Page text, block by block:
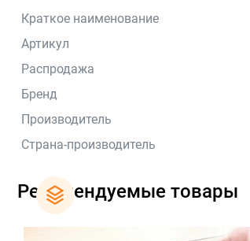
Краткое наименование
Артикул
Распродажа
Бренд
Производитель
Страна-производитель
Рекомендуемые товары